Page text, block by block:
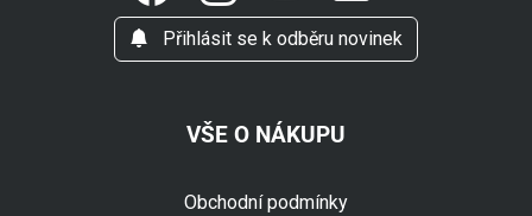
Přihlásit se k odběru novinek
VŠE O NÁKUPU
Obchodní podmínky